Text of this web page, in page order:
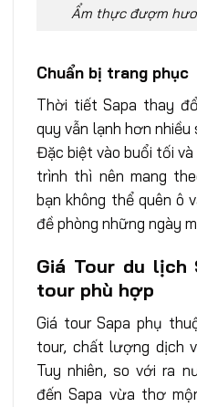
Ẩm thực đượm
Chuẩn bị trang phục
Thời tiết Sapa thay
quy vẫn lạnh hơn nhiều
Đặc biệt vào buổi tối
trình thì nên mang
bạn không thể quên ô
đề phòng những ngày
Giá Tour du lịch
tour phù hợp
Giá tour Sapa phụ
tour, chất lượng dịch
Tuy nhiên, so với ra
đến Sapa vừa thơ